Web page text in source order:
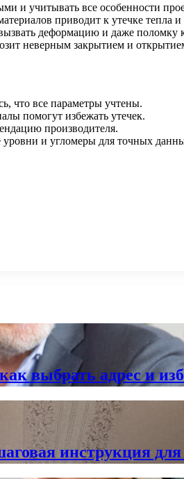
и учитывать все особенности
приводит к утечке тепла
деформацию и даже поломку
неверным закрытием и
что все параметры учтены.
помогут избежать утечек.
производителя.
уровни и угломеры для точных
выбрать адрес и
инструкция